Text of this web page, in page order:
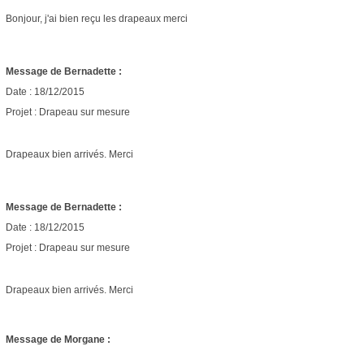
Bonjour, j'ai bien reçu les drapeaux merci
Message de Bernadette :
Date : 18/12/2015
Projet : Drapeau sur mesure
Drapeaux bien arrivés. Merci
Message de Bernadette :
Date : 18/12/2015
Projet : Drapeau sur mesure
Drapeaux bien arrivés. Merci
Message de Morgane :